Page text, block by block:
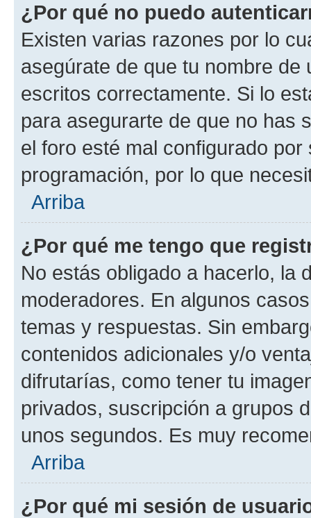
¿Por qué no puedo
Existen varias razones por lo
asegúrate de que tu nombre
escritos correctamente. Si lo
para asegurarte de que no has
el foro esté mal configurado
programación, por lo que
Arriba
¿Por qué me tengo que
No estás obligado a hacerlo, la
moderadores. En algunos
temas y respuestas. Sin
contenidos adicionales y/o
difrutarías, como tener tu
privados, suscripción a grupos
unos segundos. Es muy
Arriba
¿Por qué mi sesión de